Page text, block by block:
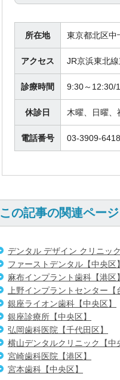
所在地 東京都北区
アクセス JR京浜東北
診療時間 9:30～12:30/
休診日 木曜、日曜、
電話番号 03-3909-6418
この記事の関連ページ
デンタル デザイン クリニック
ファーストデンタル【中央区】
麻布インプラント歯科【港区】
上野インプラントセンター【
銀座ライオン歯科【中央区】
銀座診療所【中央区】
弘岡歯科医院【千代田区】
横山デンタルクリニック【中
宮崎歯科医院【港区】
宮本歯科【中央区】